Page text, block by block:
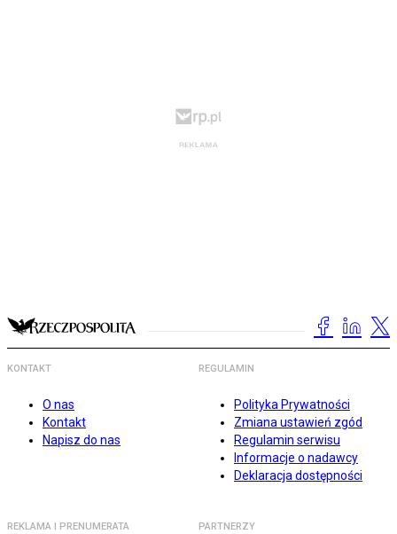
KONTAKT
O nas
Kontakt
Napisz do nas
REGULAMIN
Polityka Prywatności
Zmiana ustawień zgód
Regulamin serwisu
Informacje o nadawcy
Deklaracja dostępności
REKLAMA I PRENUMERATA PARTNERZY